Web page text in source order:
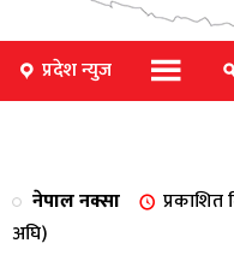
प्रदेश न्युज
नेपाल नक्सा
अघि)